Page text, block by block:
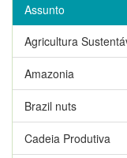
Assunto
Agricultura
Amazonia
Brazil nuts
Cadeia Produtiva